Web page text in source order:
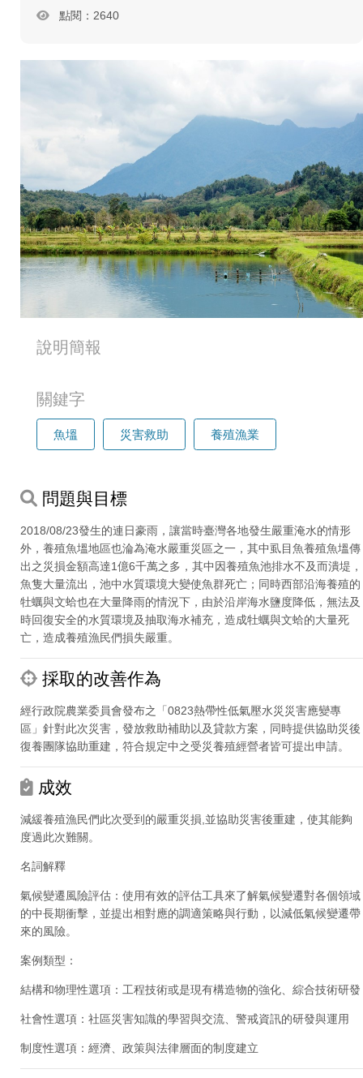
點閱：2640
說明簡報
關鍵字
魚塭 災害救助 養殖漁業
問題與目標
2018/08/23發生的連日豪雨，讓當時臺灣各地發生嚴重淹水的情形
外，養殖魚塭地區也淪為淹水嚴重災區之一，其中虱目魚養殖魚塭傳
出之災損金額高達1億6千萬之多，其中因養殖魚池排水不及而潰堤，
魚隻大量流出，池中水質環境大變使魚群死亡；同時西部沿海養殖的
牡蠣與文蛤也在大量降雨的情況下，由於沿岸海水鹽度降低，無法及
時回復安全的水質環境及抽取海水補充，造成牡蠣與文蛤的大量死
亡，造成養殖漁民們損失嚴重。
採取的改善作為
經行政院農業委員會發布之「0823熱帶性低氣壓水災災害應變專
區」針對此次災害，發放救助補助以及貸款方案，同時提供協助災後
復養團隊協助重建，符合規定中之受災養殖經營者皆可提出申請。
成效
減緩養殖漁民們此次受到的嚴重災損,並協助災害後重建，使其能夠
度過此次難關。
名詞解釋
氣候變遷風險評估：使用有效的評估工具來了解氣候變遷對各個領域
的中長期衝擊，並提出相對應的調適策略與行動，以減低氣候變遷帶
來的風險。
案例類型：
結構和物理性選項：工程技術或是現有構造物的強化、綜合技術研發
社會性選項：社區災害知識的學習與交流、警戒資訊的研發與運用
制度性選項：經濟、政策與法律層面的制度建立